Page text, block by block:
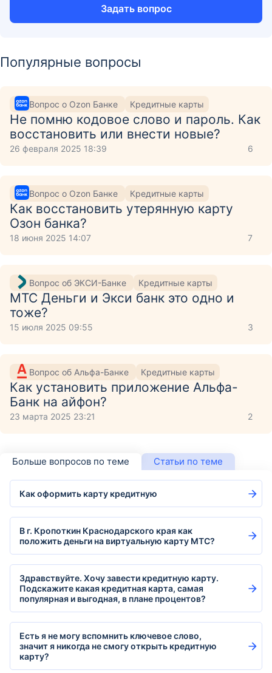
Задать вопрос
Популярные вопросы
Вопрос о Ozon Банке Кредитные карты
Не помню кодовое слово и пароль. Как
восстановить или внести новые?
26 февраля 2025 18:39 6
Вопрос о Ozon Банке Кредитные карты
Как восстановить утерянную карту
Озон банка?
18 июня 2025 14:07 7
Вопрос об ЭКСИ-Банке Кредитные карты
МТС Деньги и Экси банк это одно и
тоже?
15 июля 2025 09:55 3
Вопрос об Альфа-Банке Кредитные карты
Как установить приложение Aльфа-
Банк на айфон?
23 марта 2025 23:21 2
Больше вопросов по теме Статьи по теме
Как оформить карту кредитную
В г. Кропоткин Краснодарского края как
положить деньги на виртуальную карту МТС?
Здравствуйте. Хочу завести кредитную карту.
Подскажите какая кредитная карта, самая
популярная и выгодная, в плане процентов?
Есть я не могу вспомнить ключевое слово,
значит я никогда не смогу открыть кредитную
карту?